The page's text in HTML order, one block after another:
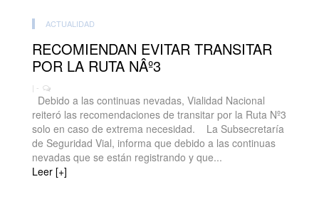
ACTUALIDAD
RECOMIENDAN EVITAR TRANSITAR
POR LA RUTA NÂº3
| -
Debido a las continuas nevadas, Vialidad Nacional
reiteró las recomendaciones de transitar por la Ruta Nº3
solo en caso de extrema necesidad. La Subsecretaría
de Seguridad Vial, informa que debido a las continuas
nevadas que se están registrando y que...
Leer [+]